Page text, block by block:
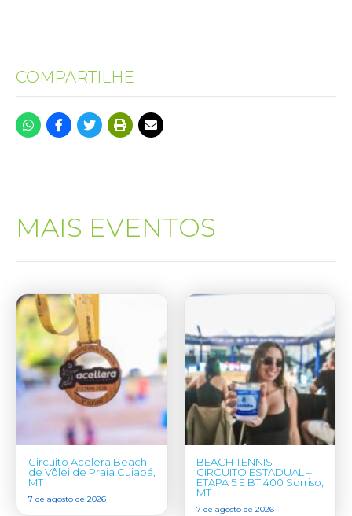
COMPARTILHE
MAIS EVENTOS
Circuito Acelera Beach
de Vôlei de Praia Cuiabá,
MT
7 de agosto de 2026
BEACH TENNIS –
CIRCUITO ESTADUAL –
ETAPA 5 E BT 400 Sorriso,
MT
7 de agosto de 2026